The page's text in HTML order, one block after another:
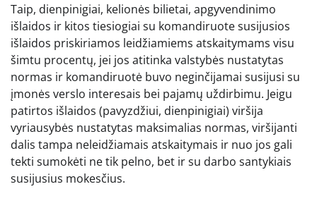
Taip, dienpinigiai, kelionės bilietai, apgyvendinimo
išlaidos ir kitos tiesiogiai su komandiruote susijusios
išlaidos priskiriamos leidžiamiems atskaitymams visu
šimtu procentų, jei jos atitinka valstybės nustatytas
normas ir komandiruotė buvo neginčijamai susijusi su
įmonės verslo interesais bei pajamų uždirbimu. Jeigu
patirtos išlaidos (pavyzdžiui, dienpinigiai) viršija
vyriausybės nustatytas maksimalias normas, viršijanti
dalis tampa neleidžiamais atskaitymais ir nuo jos gali
tekti sumokėti ne tik pelno, bet ir su darbo santykiais
susijusius mokesčius.